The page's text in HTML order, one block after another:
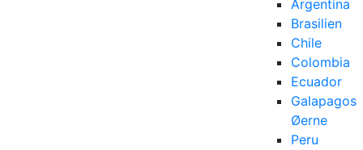
Argentina
Brasilien
Chile
Colombia
Ecuador
Galapagos
Øerne
Peru